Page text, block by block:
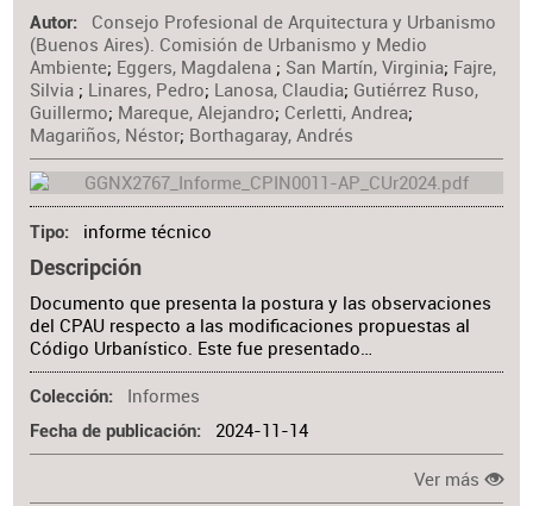
Autor
Consejo Profesional de Arquitectura y Urbanismo
(Buenos Aires). Comisión de Urbanismo y Medio
Ambiente; Eggers, Magdalena ; San Martín, Virginia; Fajre,
Silvia ; Linares, Pedro; Lanosa, Claudia; Gutiérrez Ruso,
Guillermo; Mareque, Alejandro; Cerletti, Andrea;
Magariños, Néstor; Borthagaray, Andrés
Tipo informe técnico
Descripción
Documento que presenta la postura y las observaciones
del CPAU respecto a las modificaciones propuestas al
Código Urbanístico. Este fue presentado…
Colección Informes
Fecha de publicación 2024-11-14
Ver más